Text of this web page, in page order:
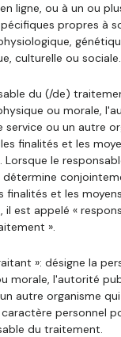
ligne, ou à un ou
propres à
culturelle ou sociale.
du (/de)
ou morale,
service ou un autre
finalités et les
le
finalités et les
est appelé «
».
»: désigne la
morale, l'autorité
autre organisme
personnel
du traitement.